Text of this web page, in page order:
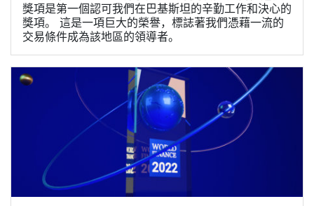
獎項是第一個認可我們在巴基斯坦的辛勤工作和決心的
獎項。 這是一項巨大的榮譽，標誌著我們憑藉一流的
交易條件成為該地區的領導者。